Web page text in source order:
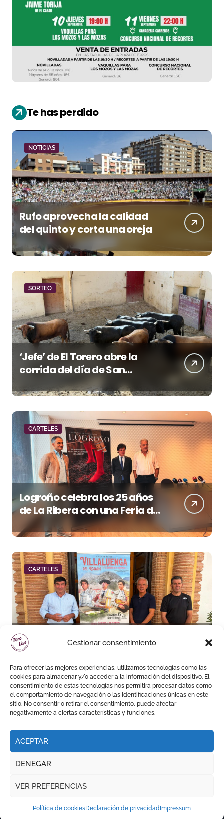
Gestionar consentimiento
Para ofrecer las mejores experiencias, utilizamos tecnologías como las
cookies para almacenar y/o acceder a la información del dispositivo. El
consentimiento de estas tecnologías nos permitirá procesar datos como
el comportamiento de navegación o las identificaciones únicas en este
sitio. No consentir o retirar el consentimiento, puede afectar
negativamente a ciertas características y funciones.
ACEPTAR
DENEGAR
VER PREFERENCIAS
Política de cookiesDeclaración de privacidad Impressum
Te has perdido
NOTICIAS
Rufo aprovecha la calidad
del quinto y corta una oreja
SORTEO
‘Jefe’ de El Torero abre la
corrida del día de San
Lorenzo en Huesca
CARTELES
Logroño celebra los 25 años
de La Ribera con una Feria de
San Mateo de máxima
categoría
CARTELES
Villaluenga arma un cartel de
plaza grande en uno de los
cosos más singulares de
España